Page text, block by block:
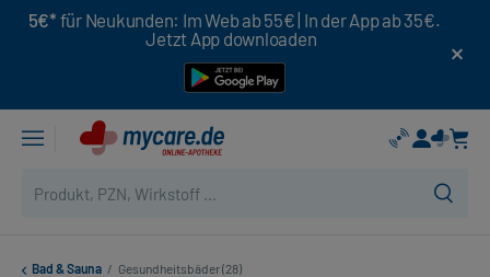
5€* für Neukunden: Im Web ab 55€ | In der App ab 35€.
Jetzt App downloaden
Bad & Sauna / Gesundheitsbäder (28)